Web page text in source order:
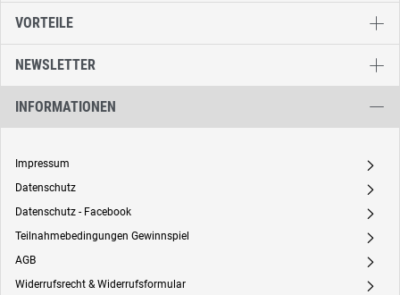
VORTEILE
NEWSLETTER
INFORMATIONEN
Impressum A
Datenschutz A
Datenschutz - Facebook A
Teilnahmebedingungen Gewinnspiel A
AGB A
Widerrufsrecht & Widerrufsformular A